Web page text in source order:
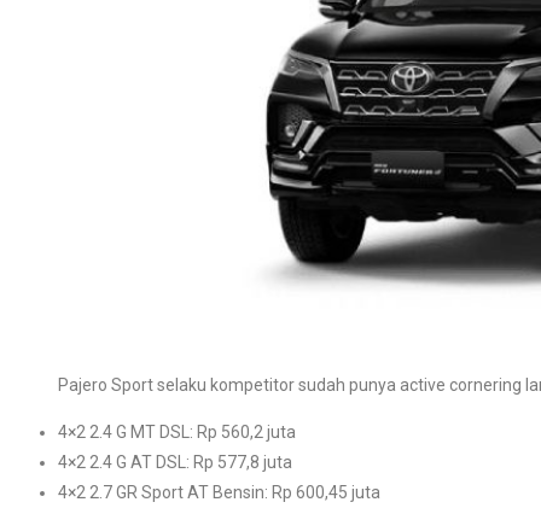
Pajero Sport selaku kompetitor sudah punya active cornering
4×2 2.4 G MT DSL: Rp 560,2 juta
4×2 2.4 G AT DSL: Rp 577,8 juta
4×2 2.7 GR Sport AT Bensin: Rp 600,45 juta